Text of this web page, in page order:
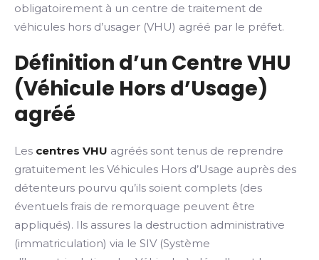
obligatoirement à un centre de traitement de
véhicules hors d’usager (VHU) agréé par le préfet.
Définition d’un Centre VHU
(Véhicule Hors d’Usage)
agréé
Les centres VHU agréés sont tenus de reprendre
gratuitement les Véhicules Hors d’Usage auprès des
détenteurs pourvu qu’ils soient complets (des
éventuels frais de remorquage peuvent être
appliqués). Ils assures la destruction administrative
(immatriculation) via le SIV (Système